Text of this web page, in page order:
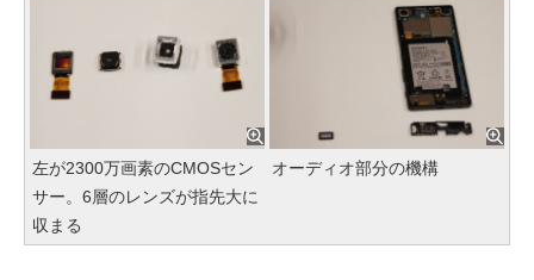
左が2300万画素のCMOSセン
サー。6層のレンズが指先大に
収まる
オーディオ部分の機構